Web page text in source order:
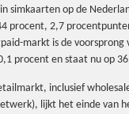
in simkaarten op de
procent, 2,7
markt is de voorsprong
procent en staat nu op
inclusief
lijkt het einde van